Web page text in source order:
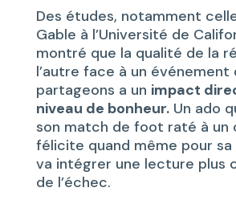
Des études, notamment
Gable à l’Université de
montré que la qualité de la
l’autre face à un événement
partageons a un impact
niveau de bonheur.Un ado
son match de foot raté à un
félicite quand même pour
va intégrer une lecture plus
de l’échec.